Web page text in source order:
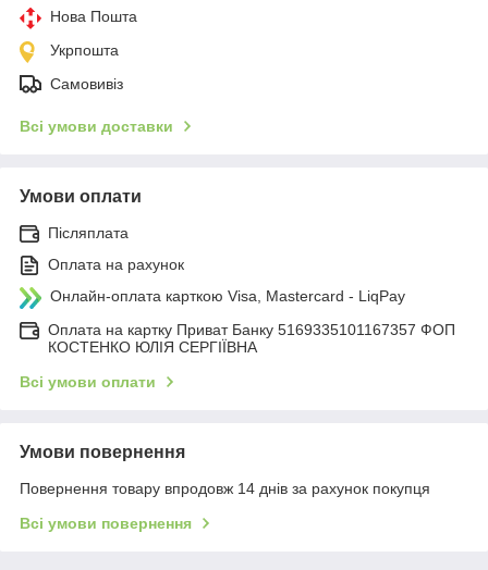
Нова Пошта
Укрпошта
Самовивіз
Всі умови доставки
Умови оплати
Післяплата
Оплата на рахунок
Онлайн-оплата карткою Visa, Mastercard - LiqPay
Оплата на картку Приват Банку 5169335101167357 ФОП
КОСТЕНКО ЮЛІЯ СЕРГІЇВНА
Всі умови оплати
Умови повернення
Повернення товару впродовж 14 днів за рахунок покупця
Всі умови повернення